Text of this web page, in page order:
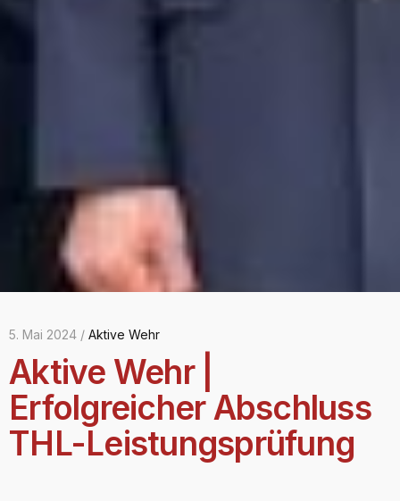
5. Mai 2024 / Aktive Wehr
Aktive Wehr |
Erfolgreicher Abschluss
THL-Leistungsprüfung